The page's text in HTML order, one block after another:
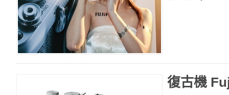
復古機